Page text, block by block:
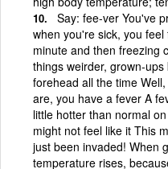
Say: fee-ver You've
when you're sick, you
minute and then freezing
things weirder, grown-
forehead all the time
are, you have a fever A
little hotter than normal
might not feel like it This
just been invaded! When
temperature rises,